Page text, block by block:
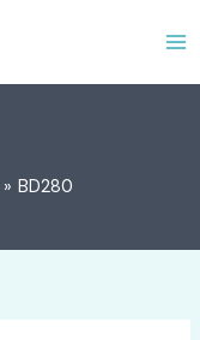
BD280